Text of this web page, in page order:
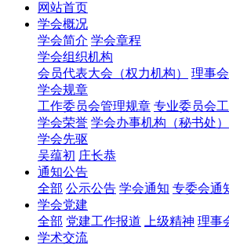
网站首页
学会概况
学会简介 学会章程
学会组织机构
会员代表大会（权力机构）
理事
学会规章
工作委员会管理规章 专业委员会
学会荣誉 学会办事机构（秘书处）
学会先驱
吴蕴初 庄长恭
通知公告
全部 公示公告 学会通知 专委会通
学会党建
全部 党建工作报道 上级精神 理事
学术交流